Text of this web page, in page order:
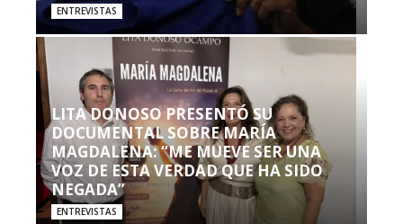
ENTREVISTAS
LITA DONOSO PRESENTÓ SU
DOCUMENTAL SOBRE MARÍA
MAGDALENA: “ME MUEVE SER UNA
VOZ DE ESTA VERDAD QUE HA SIDO
NEGADA”
ENTREVISTAS